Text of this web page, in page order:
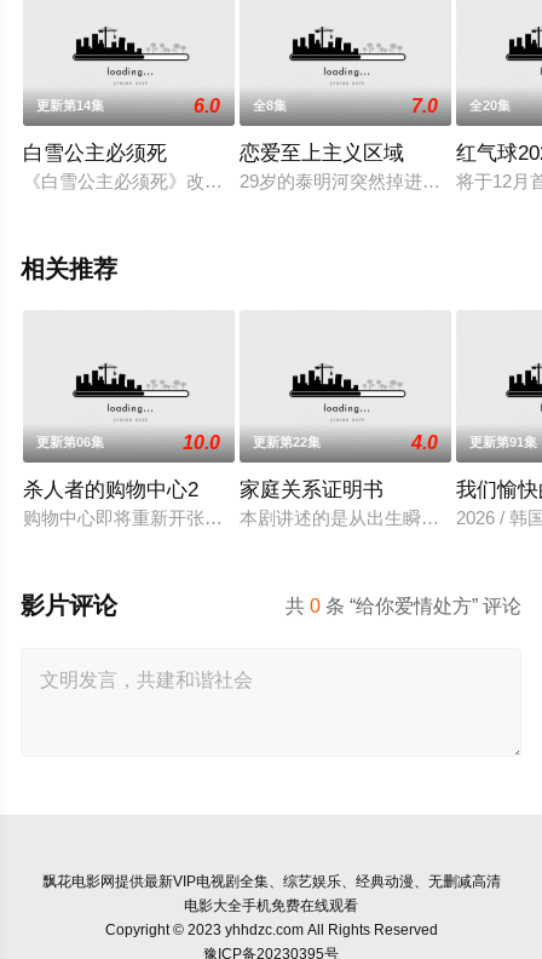
。更新第14集 6.0
白雪公主必须死
《白雪公主必须死》改编自内尔•诺伊豪斯所著的同名德国小
全8集 7.0
恋爱至上主义区域
29岁的泰明河突然掉进小说改编的
全20集
红气球
将于12月
相关推荐
更新第06集 10.0
杀人者的购物中心2
购物中心即将重新开张！郑进湾（李栋旭 饰）和郑智安（金慧
更新第22集 4.0
家庭关系证明书
本剧讲述的是从出生瞬间开始就被打
更新第91集
我们愉
2026 / 韩
共0 条 “给你爱情处方” 评论
影片评论
飘花电影网提供最新VIP电视剧全集、综艺娱乐、经典动漫、无删减高清
电影大全手机免费在线观看
Copyright © 2023 yhhdzc.com All Rights Reserved
豫ICP备20230395号